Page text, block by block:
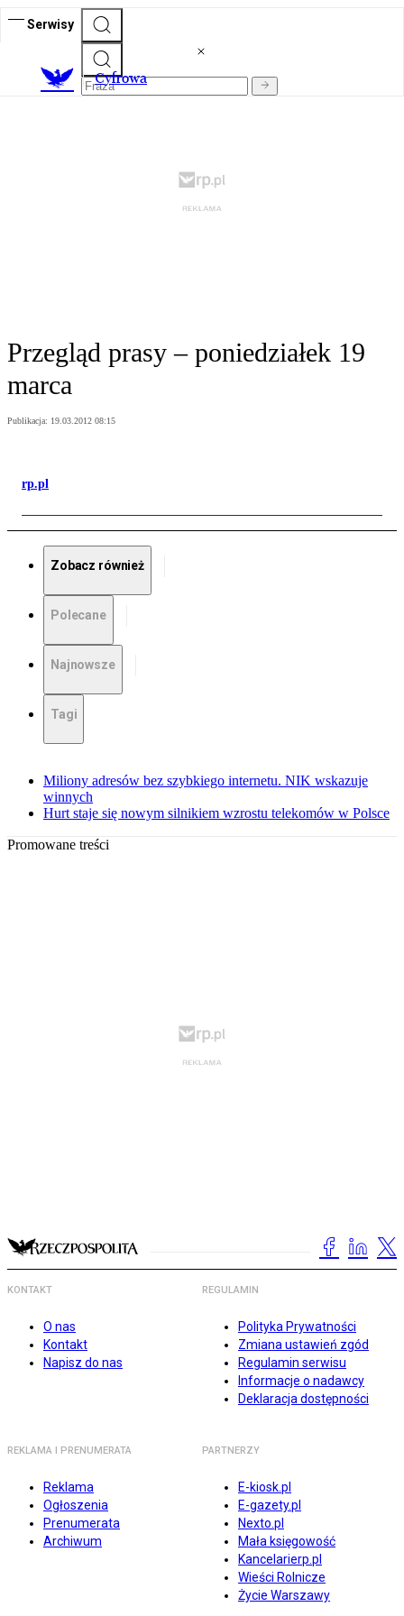
Serwisy
Cyfrowa
Przegląd prasy – poniedziałek 19
marca
Publikacja: 19.03.2012 08:15
rp.pl
Zobacz również
Polecane
Najnowsze
Tagi
Miliony adresów bez szybkiego internetu. NIK wskazuje
winnych
Hurt staje się nowym silnikiem wzrostu telekomów w Polsce
Promowane treści
KONTAKT
O nas
Kontakt
Napisz do nas
REGULAMIN
Polityka Prywatności
Zmiana ustawień zgód
Regulamin serwisu
Informacje o nadawcy
Deklaracja dostępności
REKLAMA I PRENUMERATA
Reklama
Ogłoszenia
Prenumerata
Archiwum
PARTNERZY
E-kiosk.pl
E-gazety.pl
Nexto.pl
Mała księgowość
Kancelarierp.pl
Wieści Rolnicze
Życie Warszawy